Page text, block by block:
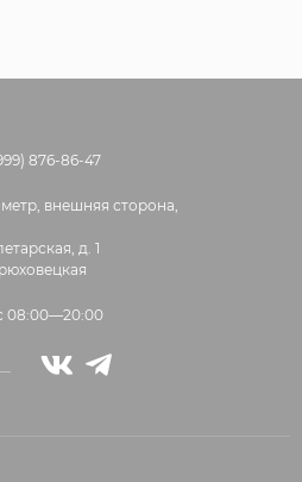
876-86-47
внешняя сторона,
д. 1
08:00—20:00